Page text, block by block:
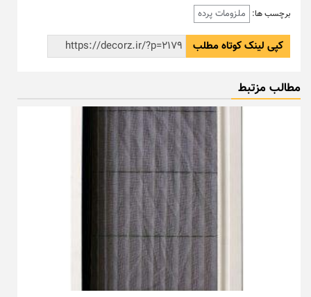
برچسب ها: ملزومات پرده
کپی لینک کوتاه مطلب
مطالب مزتبط